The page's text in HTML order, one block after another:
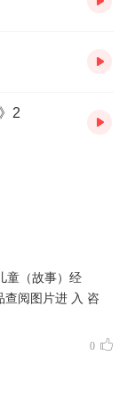
2
童（故事）经
查阅图片进 入 咨
0